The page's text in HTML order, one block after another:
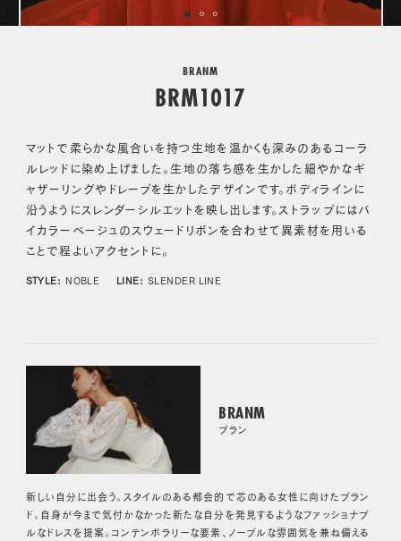
BRANM
BRM1017
マットで柔らかな風合いを持つ生地を温かくも深みのあるコーラ
ルレッドに染め上げました。生地の落ち感を生かした細やかなギ
ャザーリングやドレープを生かしたデザインです。ボディラインに
沿うようにスレンダーシルエットを映し出します。ストラップにはバ
イカラーベージュのスウェードリボンを合わせて異素材を用いる
ことで程よいアクセントに。
STYLE: NOBLE LINE: SLENDER LINE
BRANM
ブラン
新しい自分に出会う。スタイルのある都会的で芯のある女性に向けたブラン
ド。自身が今まで気付かなかった新たな自分を発見するようなファッショナブ
ルなドレスを提案。コンテンポラリーな要素、ノーブルな雰囲気を兼ね備える